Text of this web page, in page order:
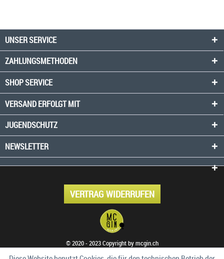
UNSER SERVICE
ZAHLUNGSMETHODEN
SHOP SERVICE
VERSAND ERFOLGT MIT
JUGENDSCHUTZ
NEWSLETTER
VERTRAG WIDERRUFEN
© 2020 - 2023 Copyright by mcgin.ch